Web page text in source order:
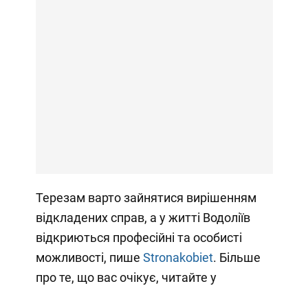
Терезам варто зайнятися вирішенням
відкладених справ, а у житті Водоліїв
відкриються професійні та особисті
можливості, пише Stronakobiet. Більше
про те, що вас очікує, читайте у